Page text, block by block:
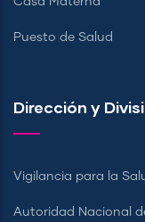
Puesto de Salud
Dirección y
Vigilancia para la
Autoridad Nacional